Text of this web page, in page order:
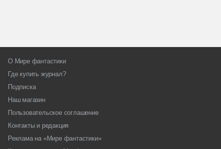
О Мире фантастики
Где купить журнал?
Подписка
Наш магазин
Пользовательское соглашение
Контакты и редакция
Реклама на «Мире фантастики»